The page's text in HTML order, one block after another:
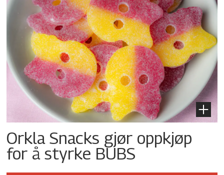
Orkla Snacks gjør oppkjøp
for å styrke BUBS